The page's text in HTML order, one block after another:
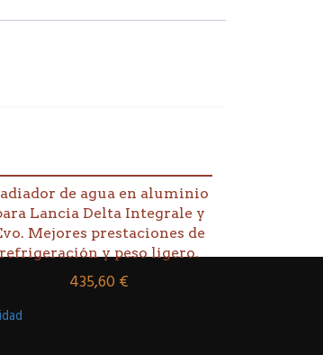
de agua en aluminio
Lancia Delta Integrale y
Mejores prestaciones de
refrigeración y peso ligero.
435,60 €